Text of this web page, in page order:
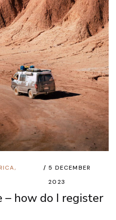
,
5 DECEMBER
2023
how do I register